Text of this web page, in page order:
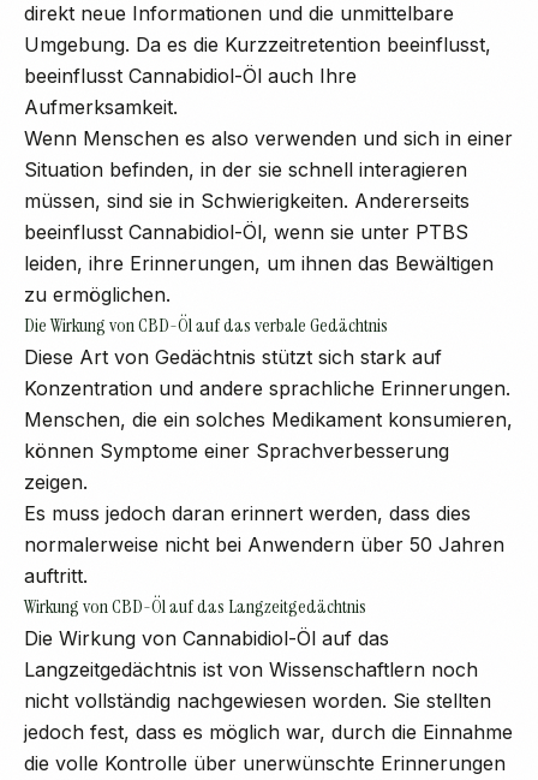
direkt neue Informationen und die unmittelbare
Umgebung. Da es die Kurzzeitretention beeinflusst,
beeinflusst Cannabidiol-Öl auch Ihre
Aufmerksamkeit.
Wenn Menschen es also verwenden und sich in einer
Situation befinden, in der sie schnell interagieren
müssen, sind sie in Schwierigkeiten. Andererseits
beeinflusst Cannabidiol-Öl, wenn sie unter PTBS
leiden, ihre Erinnerungen, um ihnen das Bewältigen
zu ermöglichen.
Die Wirkung von CBD-Öl auf das verbale Gedächtnis
Diese Art von Gedächtnis stützt sich stark auf
Konzentration und andere sprachliche Erinnerungen.
Menschen, die ein solches Medikament konsumieren,
können Symptome einer Sprachverbesserung
zeigen.
Es muss jedoch daran erinnert werden, dass dies
normalerweise nicht bei Anwendern über 50 Jahren
auftritt.
Wirkung von CBD-Öl auf das Langzeitgedächtnis
Die Wirkung von Cannabidiol-Öl auf das
Langzeitgedächtnis ist von Wissenschaftlern noch
nicht vollständig nachgewiesen worden. Sie stellten
jedoch fest, dass es möglich war, durch die Einnahme
die volle Kontrolle über unerwünschte Erinnerungen